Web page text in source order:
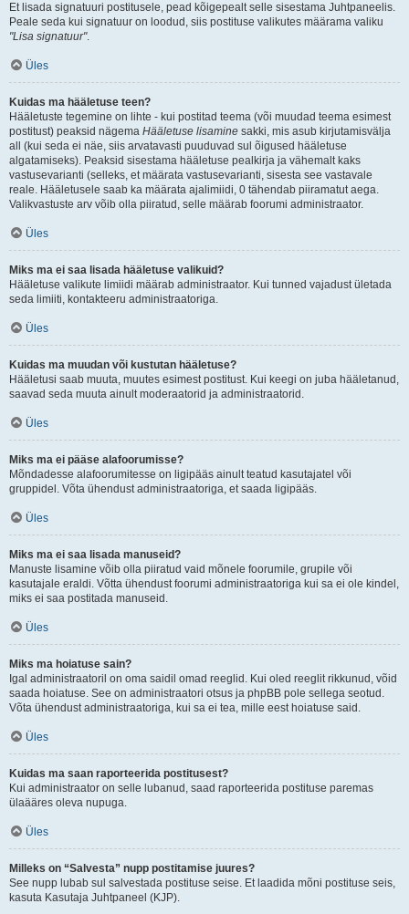
Et lisada signatuuri postitusele, pead kõigepealt selle sisestama Juhtpaneelis.
Peale seda kui signatuur on loodud, siis postituse valikutes määrama valiku
"Lisa signatuur".
Üles
Kuidas ma hääletuse teen?
Hääletuste tegemine on lihte - kui postitad teema (või muudad teema esimest
postitust) peaksid nägema Hääletuse lisamine sakki, mis asub kirjutamisvälja
all (kui seda ei näe, siis arvatavasti puuduvad sul õigused hääletuse
algatamiseks). Peaksid sisestama hääletuse pealkirja ja vähemalt kaks
vastusevarianti (selleks, et määrata vastusevarianti, sisesta see vastavale
reale. Hääletusele saab ka määrata ajalimiidi, 0 tähendab piiramatut aega.
Valikvastuste arv võib olla piiratud, selle määrab foorumi administraator.
Üles
Miks ma ei saa lisada hääletuse valikuid?
Hääletuse valikute limiidi määrab administraator. Kui tunned vajadust ületada
seda limiiti, kontakteeru administraatoriga.
Üles
Kuidas ma muudan või kustutan hääletuse?
Hääletusi saab muuta, muutes esimest postitust. Kui keegi on juba hääletanud,
saavad seda muuta ainult moderaatorid ja administraatorid.
Üles
Miks ma ei pääse alafoorumisse?
Mõndadesse alafoorumitesse on ligipääs ainult teatud kasutajatel või
gruppidel. Võta ühendust administraatoriga, et saada ligipääs.
Üles
Miks ma ei saa lisada manuseid?
Manuste lisamine võib olla piiratud vaid mõnele foorumile, grupile või
kasutajale eraldi. Võtta ühendust foorumi administraatoriga kui sa ei ole kindel,
miks ei saa postitada manuseid.
Üles
Miks ma hoiatuse sain?
Igal administraatoril on oma saidil omad reeglid. Kui oled reeglit rikkunud, võid
saada hoiatuse. See on administraatori otsus ja phpBB pole sellega seotud.
Võta ühendust administraatoriga, kui sa ei tea, mille eest hoiatuse said.
Üles
Kuidas ma saan raporteerida postitusest?
Kui administraator on selle lubanud, saad raporteerida postituse paremas
ülaääres oleva nupuga.
Üles
Milleks on “Salvesta” nupp postitamise juures?
See nupp lubab sul salvestada postituse seise. Et laadida mõni postituse seis,
kasuta Kasutaja Juhtpaneel (KJP).